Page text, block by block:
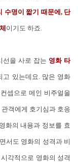
수명이 짧기 때문에, 단
이기도 하죠.
선을 사로 잡는 영화 타
고 있는데요. 많은 영화
셉으로 메인 비주얼을
객에게 호기심과 호응
화의 내용과 정보를 효
서도 영화의 성격과 비
각적으로 영화의 성격